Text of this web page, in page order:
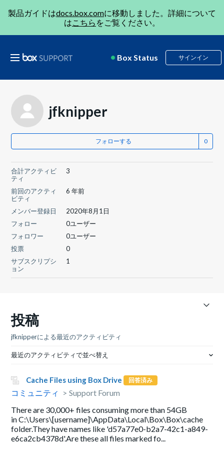
製品ガイドはdocs.box.comに移動しました。詳細について
はこちら をご覧ください。
Box Status サインイン
jfknipper
フォローする
合計アクティビ
ティ
3
前回のアクティ
ビティ
6 年前
メンバー登録日
2020年8月1日
フォロー
0ユーザー
フォロワー
0ユーザー
投票
0
サブスクリプシ
ョン
1
投稿
jfknipperによる最近のアクティビティ
最近のアクティビティで並べ替え
Cache Files using Box Drive 回答済み
コミュニティ
Support Forum
There are 30,000+ files consuming more than 54GB
in C:\Users\[username]\AppData\Local\Box\Box\cache
folder.They have names like 'd57a77e0-b2a7-42c1-a849-
e6ca2cb4378d'.Are these all files marked fo...